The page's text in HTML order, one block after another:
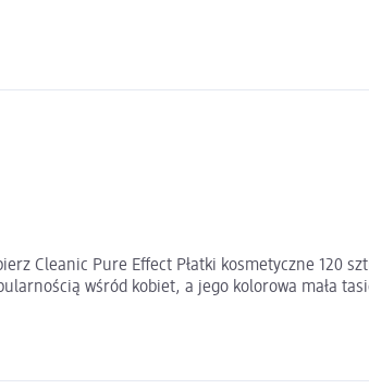
Cleanic Pure Effect Płatki kosmetyczne 120
wśród kobiet, a jego kolorowa mała